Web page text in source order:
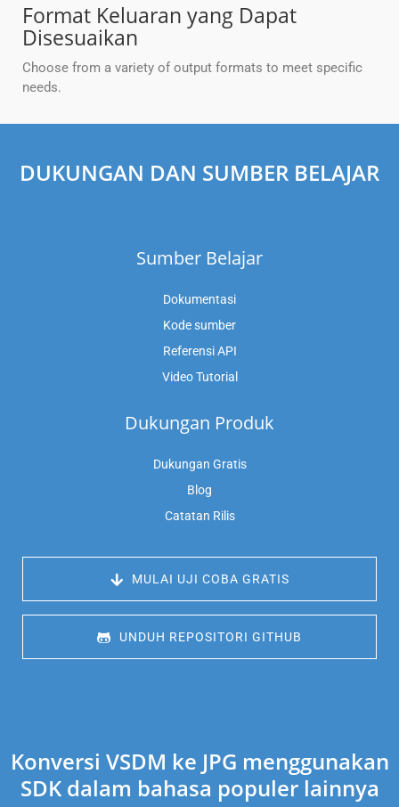
Format Keluaran yang Dapat
Disesuaikan
Choose from a variety of output formats to meet specific
needs.
DUKUNGAN DAN SUMBER BELAJAR
Sumber Belajar
Dokumentasi
Kode sumber
Referensi API
Video Tutorial
Dukungan Produk
Dukungan Gratis
Blog
Catatan Rilis
MULAI UJI COBA GRATIS
UNDUH REPOSITORI GITHUB
Konversi VSDM ke JPG menggunakan
SDK dalam bahasa populer lainnya